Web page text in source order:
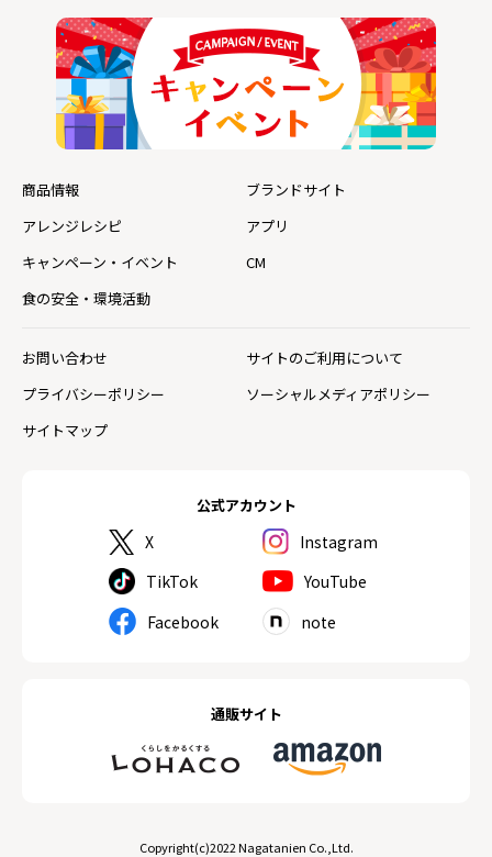
公式アカウント
X
Instagram
TikTok
YouTube
Facebook
note
通販サイト
商品情報
ブランドサイト
アレンジレシピ
アプリ
キャンペーン・イベント
CM
食の安全・環境活動
お問い合わせ
サイトのご利用について
プライバシーポリシー
ソーシャルメディアポリシー
サイトマップ
Copyright(c)2022 Nagatanien Co.,Ltd.